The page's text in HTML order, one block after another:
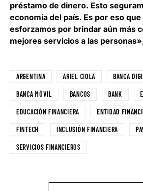
préstamo de dinero. Esto
economía del país. Es por eso que
esforzamos por brindar aún más
mejores servicios a las
ARGENTINA ARIEL CIOLA BANCA
BANCA MÓVIL BANCOS BANK
EDUCACIÓN FINANCIERA ENTIDAD
FINTECH INCLUSIÓN FINANCIERA
SERVICIOS FINANCIEROS